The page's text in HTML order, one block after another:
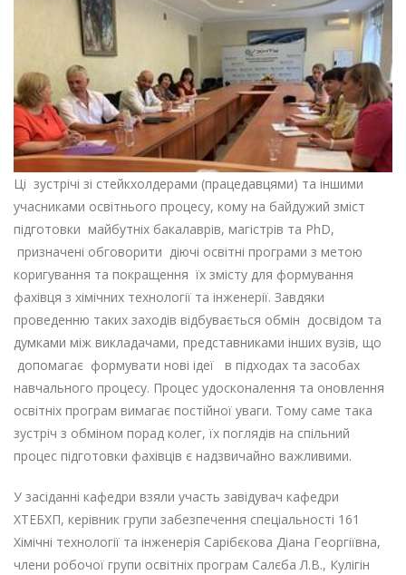
Ці зустрічі зі стейкхолдерами (працедавцями) та іншими
учасниками освітнього процесу, кому на байдужий зміст
підготовки майбутніх бакалаврів, магістрів та PhD,
призначені обговорити діючі освітні програми з метою
коригування та покращення їх змісту для формування
фахівця з хімічних технології та інженерії. Завдяки
проведенню таких заходів відбувається обмін досвідом та
думками між викладачами, представниками інших вузів, що
допомагає формувати нові ідеї в підходах та засобах
навчального процесу. Процес удосконалення та оновлення
освітніх програм вимагає постійної уваги. Тому саме така
зустріч з обміном порад колег, їх поглядів на спільний
процес підготовки фахівців є надзвичайно важливими.
У засіданні кафедри взяли участь завідувач кафедри
ХТЕБХП, керівник групи забезпечення спеціальності 161
Хімічні технології та інженерія Сарібєкова Діана Георгіївна,
члени робочої групи освітніх програм Салєба Л.В., Кулігін